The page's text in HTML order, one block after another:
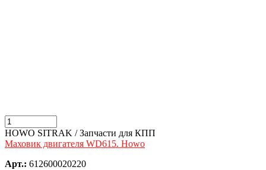
HOWO SITRAK / Запчасти для КПП
Маховик двигателя WD615. Howo
Арт.: 612600020220